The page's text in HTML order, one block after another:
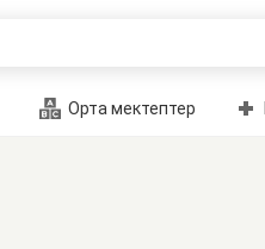
Орта мектептер